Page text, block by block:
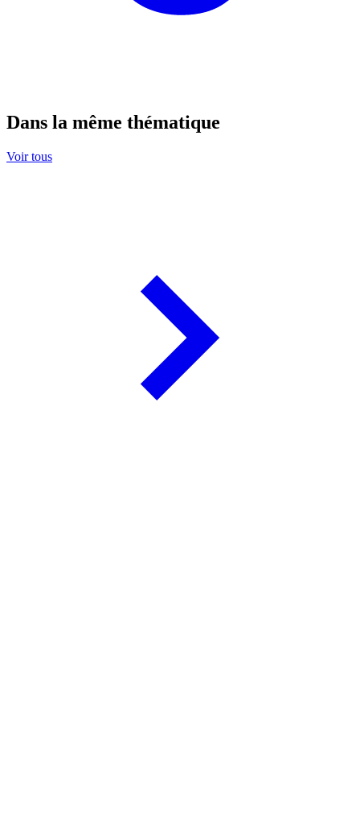
Dans la même thématique
Voir tous